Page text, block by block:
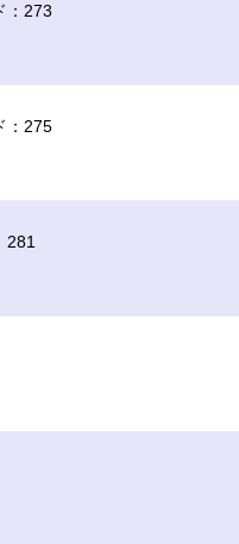
：273
：275